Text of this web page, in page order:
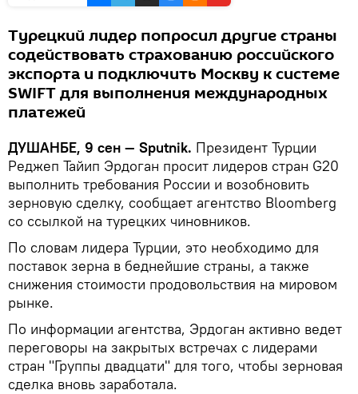
Турецкий лидер попросил другие страны
содействовать страхованию российского
экспорта и подключить Москву к системе
SWIFT для выполнения международных
платежей
ДУШАНБЕ, 9 сен — Sputnik. Президент Турции
Реджеп Тайип Эрдоган просит лидеров стран G20
выполнить требования России и возобновить
зерновую сделку, сообщает агентство Bloomberg
со ссылкой на турецких чиновников.
По словам лидера Турции, это необходимо для
поставок зерна в беднейшие страны, а также
снижения стоимости продовольствия на мировом
рынке.
По информации агентства, Эрдоган активно ведет
переговоры на закрытых встречах с лидерами
стран "Группы двадцати" для того, чтобы зерновая
сделка вновь заработала.